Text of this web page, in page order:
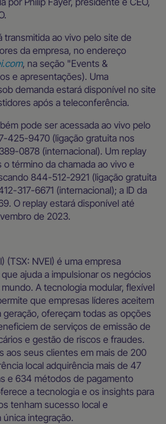
transmitida ao vivo pelo site de
da empresa, no endereço
, na seção "Events &
e apresentações). Uma
demanda estará disponível no site
após a teleconferência.
pode ser acessada ao vivo pelo
425-9470 (ligação gratuita nos
0878 (internacional). Um replay
término da chamada ao vivo e
844-512-2921 (ligação gratuita
317-6671 (internacional); a ID da
O replay estará disponível até
de 2023.
(TSX: NVEI) é uma empresa
ajuda a impulsionar os negócios
A tecnologia modular, flexível
que empresas líderes aceitem
ofereçam todas as opções
de serviços de emissão de
e gestão de riscos e fraudes.
aos seus clientes em mais de 200
local adquirência mais de 47
e 634 métodos de pagamento
a tecnologia e os insights para
tenham sucesso local e
integração.